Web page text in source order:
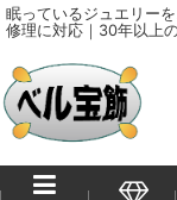
眠っているジュエリー
修理に対応｜30年以上